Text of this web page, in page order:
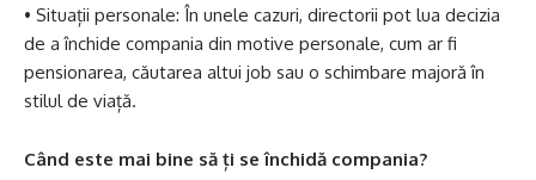
• Situații personale: În unele cazuri, directorii pot lua decizia
de a închide compania din motive personale, cum ar fi
pensionarea, căutarea altui job sau o schimbare majoră în
stilul de viață.
Când este mai bine să ți se închidă compania?